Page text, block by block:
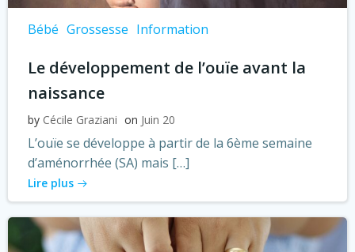
Bébé Grossesse Information
Le développement de l’ouïe avant la
naissance
by Cécile Graziani on Juin 20
L’ouïe se développe à partir de la 6ème semaine
d’aménorrhée (SA) mais […]
Lire plus